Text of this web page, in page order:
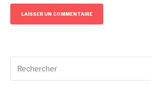
pour